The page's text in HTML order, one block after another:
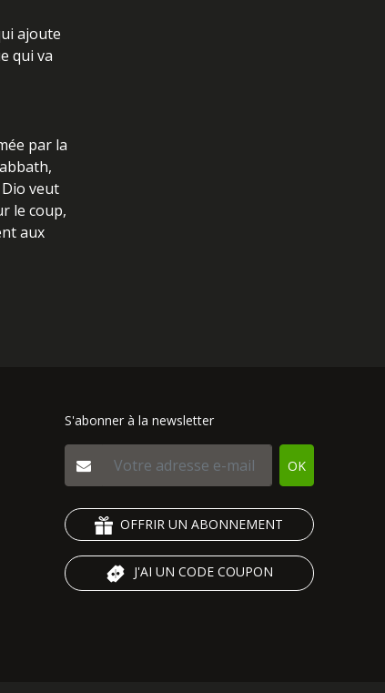
ajoute
qui va
par la
veut
le coup,
aux
S'abonner à la newsletter
OK
OFFRIR UN ABONNEMENT
J'AI UN CODE COUPON